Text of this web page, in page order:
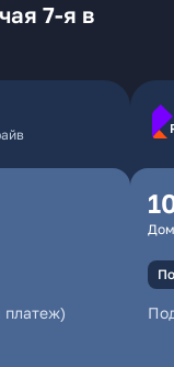
7-я в
платеж)